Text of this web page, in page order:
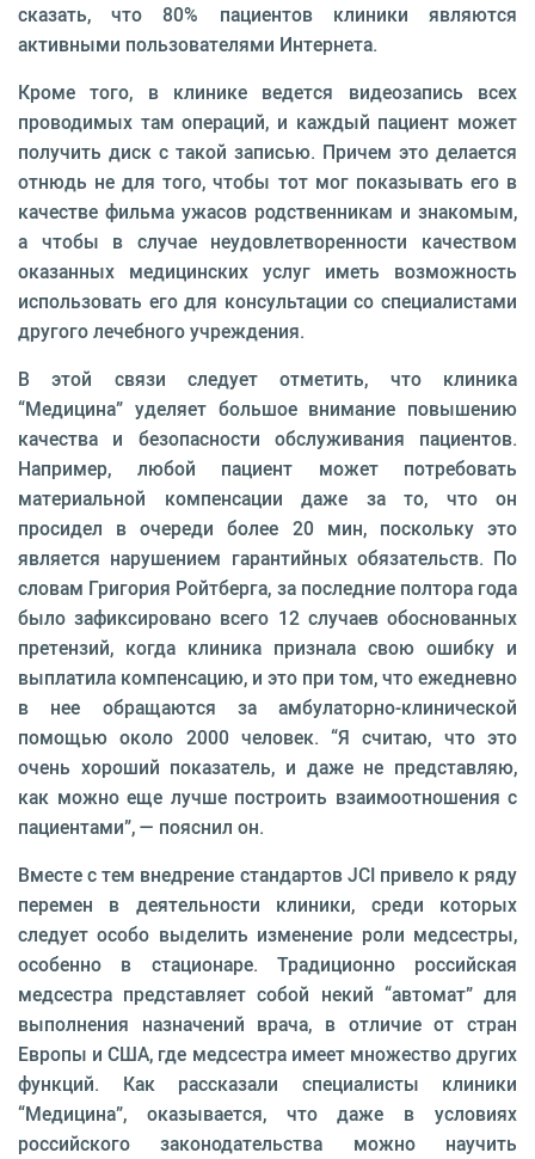
сказать, что 80% пациентов клиники являются
активными пользователями Интернета.
Кроме того, в клинике ведется видеозапись всех
проводимых там операций, и каждый пациент может
получить диск с такой записью. Причем это делается
отнюдь не для того, чтобы тот мог показывать его в
качестве фильма ужасов родственникам и знакомым,
а чтобы в случае неудовлетворенности качеством
оказанных медицинских услуг иметь возможность
использовать его для консультации со специалистами
другого лечебного учреждения.
В этой связи следует отметить, что клиника
“Медицина” уделяет большое внимание повышению
качества и безопасности обслуживания пациентов.
Например, любой пациент может потребовать
материальной компенсации даже за то, что он
просидел в очереди более 20 мин, поскольку это
является нарушением гарантийных обязательств. По
словам Григория Ройтберга, за последние полтора года
было зафиксировано всего 12 случаев обоснованных
претензий, когда клиника признала свою ошибку и
выплатила компенсацию, и это при том, что ежедневно
в нее обращаются за амбулаторно-клинической
помощью около 2000 человек. “Я считаю, что это
очень хороший показатель, и даже не представляю,
как можно еще лучше построить взаимоотношения с
пациентами”, — пояснил он.
Вместе с тем внедрение стандартов JCI привело к ряду
перемен в деятельности клиники, среди которых
следует особо выделить изменение роли медсестры,
особенно в стационаре. Традиционно российская
медсестра представляет собой некий “автомат” для
выполнения назначений врача, в отличие от стран
Европы и США, где медсестра имеет множество других
функций. Как рассказали специалисты клиники
“Медицина”, оказывается, что даже в условиях
российского законодательства можно научить